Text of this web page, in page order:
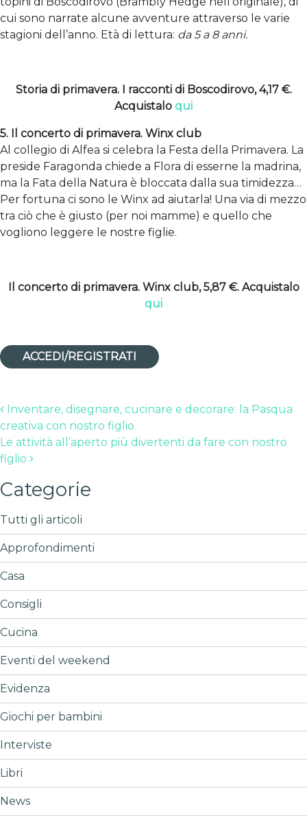
cui sono narrate alcune avventure attraverso le varie
stagioni dell’anno. Età di lettura: da 5 a 8 anni.
Storia di primavera. I racconti di Boscodirovo, 4,17 €.
Acquistalo qui
5. Il concerto di primavera. Winx club
Al collegio di Alfea si celebra la Festa della Primavera. La
preside Faragonda chiede a Flora di esserne la madrina,
ma la Fata della Natura è bloccata dalla sua timidezza…
Per fortuna ci sono le Winx ad aiutarla! Una via di mezzo
tra ciò che è giusto (per noi mamme) e quello che
vogliono leggere le nostre figlie.
Il concerto di primavera. Winx club, 5,87 €. Acquistalo
qui
ACCEDI/REGISTRATI
Post navigation
Inventare, disegnare, cucinare e decorare: la Pasqua
creativa con nostro figlio
Le attività all’aperto più divertenti da fare con nostro
figlio
Categorie
Tutti gli articoli
Approfondimenti
Casa
Consigli
Cucina
Eventi del weekend
Evidenza
Giochi per bambini
Interviste
Libri
News